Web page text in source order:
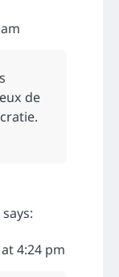
de
says:
4:24 pm